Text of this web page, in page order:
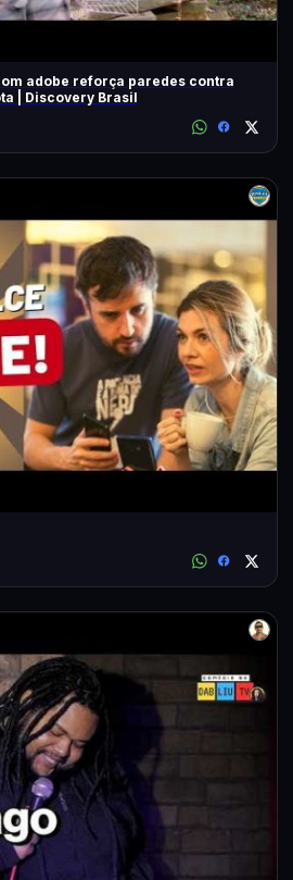
adobe reforça paredes contra
| Discovery Brasil